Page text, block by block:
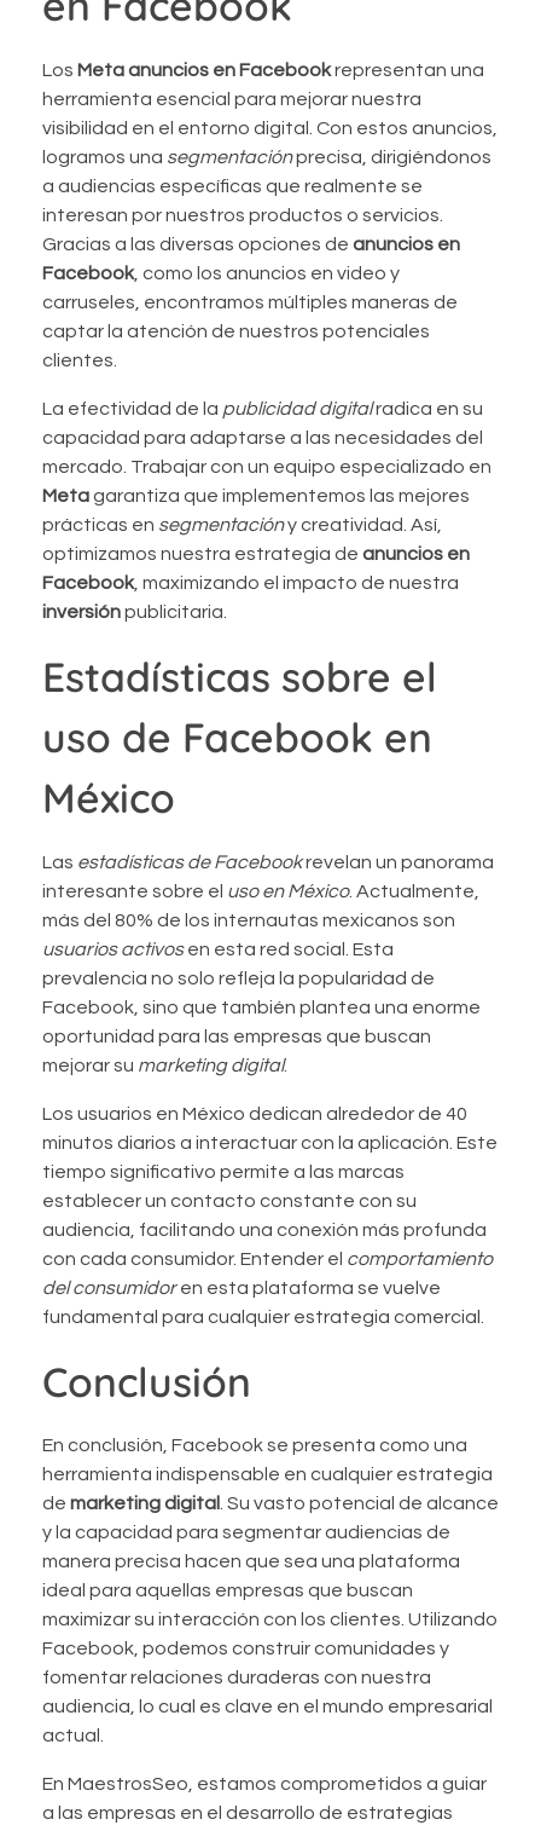
Los Metaanuncios en Facebookrepresentan una
herramienta esencial para mejorar nuestra
visibilidad en el entorno digital. Con estos anuncios,
logramos una segmentaciónprecisa, dirigiéndonos
a audiencias específicas que realmente se
interesan por nuestros productos o servicios.
Gracias a las diversas opciones de anuncios en
Facebook, como los anuncios en video y
carruseles, encontramos múltiples maneras de
captar la atención de nuestros potenciales
clientes.
La efectividad de la publicidad digitalradica en su
capacidad para adaptarse a las necesidades del
mercado. Trabajar con un equipo especializado en
Metagarantiza que implementemos las mejores
prácticas en segmentacióny creatividad. Así,
optimizamos nuestra estrategia de anuncios en
Facebook, maximizando el impacto de nuestra
inversiónpublicitaria.
Estadísticas sobre el
uso de Facebook en
México
Las estadísticas de Facebookrevelan un panorama
interesante sobre el uso en México. Actualmente,
más del 80% de los internautas mexicanos son
usuarios activosen esta red social. Esta
prevalencia no solo refleja la popularidad de
Facebook, sino que también plantea una enorme
oportunidad para las empresas que buscan
mejorar su marketing digital.
Los usuarios en México dedican alrededor de 40
minutos diarios a interactuar con la aplicación. Este
tiempo significativo permite a las marcas
establecer un contacto constante con su
audiencia, facilitando una conexión más profunda
con cada consumidor. Entender el comportamiento
del consumidoren esta plataforma se vuelve
fundamental para cualquier estrategia comercial.
Conclusión
En conclusión, Facebook se presenta como una
herramienta indispensable en cualquier estrategia
de marketing digital. Su vasto potencial de alcance
y la capacidad para segmentar audiencias de
manera precisa hacen que sea una plataforma
ideal para aquellas empresas que buscan
maximizar su interacción con los clientes. Utilizando
Facebook, podemos construir comunidades y
fomentar relaciones duraderas con nuestra
audiencia, lo cual es clave en el mundo empresarial
actual.
En MaestrosSeo, estamos comprometidos a guiar
a las empresas en el desarrollo de estrategias